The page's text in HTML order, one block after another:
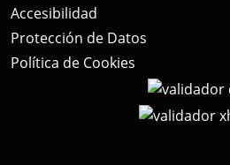
Accesibilidad
Protección de Datos
Política de Cookies